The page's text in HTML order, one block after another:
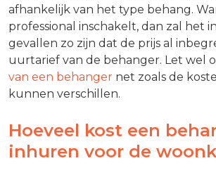
afhankelijk van het type behang.
professional inschakelt, dan zal het
gevallen zo zijn dat de prijs al
uurtarief van de behanger. Let wel
van een behanger net zoals de
kunnen verschillen.
Hoeveel kost een
inhuren voor de